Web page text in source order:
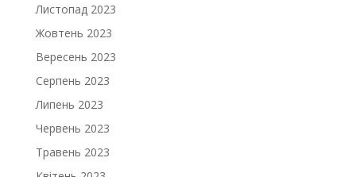
Листопад 2023
Жовтень 2023
Вересень 2023
Серпень 2023
Липень 2023
Червень 2023
Травень 2023